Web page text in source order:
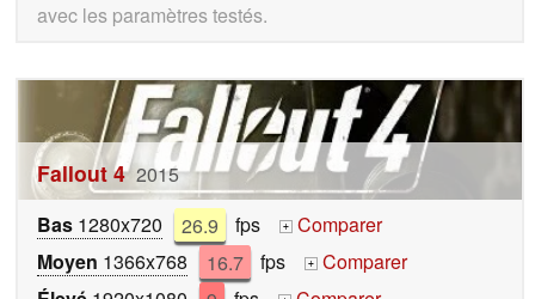
avec les paramètres testés.
Fallout 4 2015
Bas 1280x720 26.9 fps +
Comparer
Moyen 1366x768 16.7 fps +
Comparer